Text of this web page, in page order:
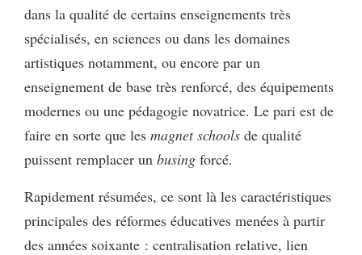
dans la qualité de certains enseignements très
spécialisés, en sciences ou dans les domaines
artistiques notamment, ou encore par un
enseignement de base très renforcé, des équipements
modernes ou une pédagogie novatrice. Le pari est de
faire en sorte que les magnet schools de qualité
puissent remplacer un busing forcé.
Rapidement résumées, ce sont là les caractéristiques
principales des réformes éducatives menées à partir
des années soixante : centralisation relative, lien